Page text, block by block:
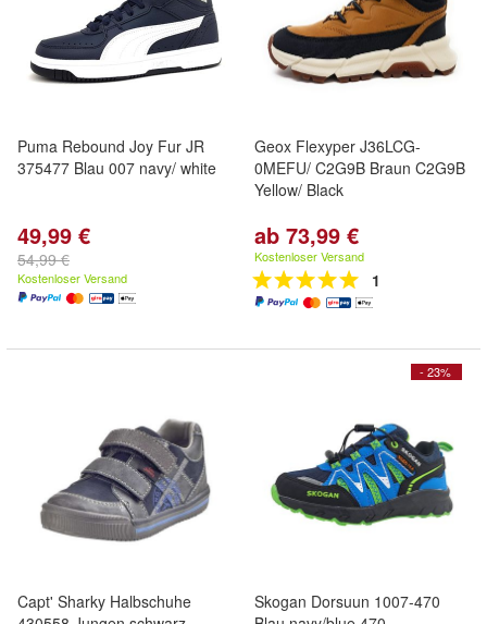
Puma Rebound Joy Fur JR
375477 Blau 007 navy/ white
49,99 €
54,99 €
Kostenloser Versand
Geox Flexyper J36LCG-
0MEFU/ C2G9B Braun C2G9B
Yellow/ Black
ab 73,99 €
Kostenloser Versand
1
Capt' Sharky Halbschuhe
- 23%
Skogan Dorsuun 1007-470